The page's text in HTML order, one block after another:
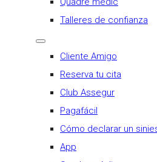
Talleres de confianza
Cliente Amigo
Reserva tu cita
Club Assegur
Pagafácil
Cómo declarar un
App